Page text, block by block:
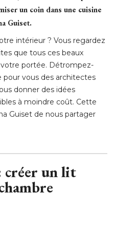
un coin dans une cuisine
Guiset.
intérieur ? Vous regardez
que tous ces beaux
portée. Détrompez-
pour vous des architectes
donner des idées
à moindre coût. Cette
Guiset de nous partager
créer unlit